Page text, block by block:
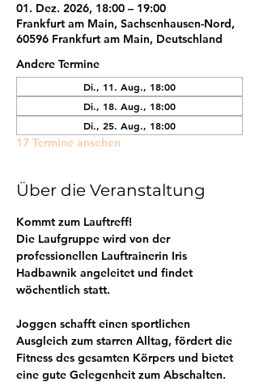
01. Dez. 2026, 18:00 – 19:00
Frankfurt am Main, Sachsenhausen-Nord,
60596 Frankfurt am Main, Deutschland
Andere Termine
Di., 11. Aug., 18:00
Di., 18. Aug., 18:00
Di., 25. Aug., 18:00
17 Termine ansehen
Über die Veranstaltung
Kommt zum Lauftreff!
Die Laufgruppe wird von der
professionellen Lauftrainerin Iris
Hadbawnik angeleitet und findet
wöchentlich statt.
Joggen schafft einen sportlichen
Ausgleich zum starren Alltag, fördert die
Fitness des gesamten Körpers und bietet
eine gute Gelegenheit zum Abschalten.